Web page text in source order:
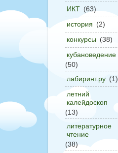
ИКТ (63)
история (2)
конкурсы (38)
кубановедение
(50)
лабиринт.ру (1)
летний
калейдоскоп
(13)
литературное
чтение
(38)